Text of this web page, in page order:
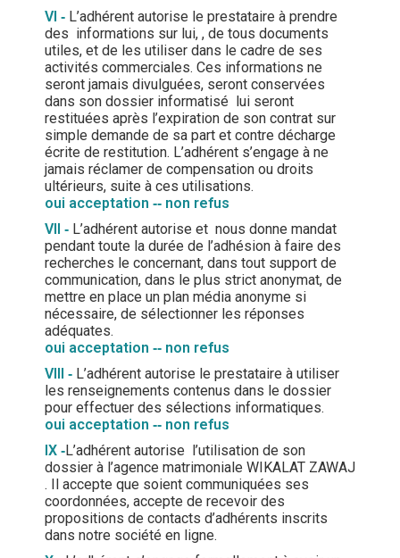
VI ‐ L’adhérent autorise le prestataire à prendre
des informations sur lui, , de tous documents
utiles, et de les utiliser dans le cadre de ses
activités commerciales. Ces informations ne
seront jamais divulguées, seront conservées
dans son dossier informatisé lui seront
restituées après l’expiration de son contrat sur
simple demande de sa part et contre décharge
écrite de restitution. L’adhérent s’engage à ne
jamais réclamer de compensation ou droits
ultérieurs, suite à ces utilisations.
oui acceptation ‐‐ non refus
VII ‐ L’adhérent autorise et nous donne mandat
pendant toute la durée de l’adhésion à faire des
recherches le concernant, dans tout support de
communication, dans le plus strict anonymat, de
mettre en place un plan média anonyme si
nécessaire, de sélectionner les réponses
adéquates.
oui acceptation ‐‐ non refus
VIII ‐ L’adhérent autorise le prestataire à utiliser
les renseignements contenus dans le dossier
pour effectuer des sélections informatiques.
oui acceptation ‐‐ non refus
IX ‐L’adhérent autorise l’utilisation de son
dossier à l’agence matrimoniale WIKALAT ZAWAJ
. Il accepte que soient communiquées ses
coordonnées, accepte de recevoir des
propositions de contacts d’adhérents inscrits
dans notre société en ligne.